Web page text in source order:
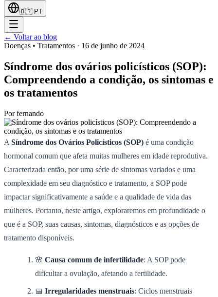
🇧🇷 PT
← Voltar ao blog
Doenças • Tratamentos · 16 de junho de 2024
Síndrome dos ovários policísticos (SOP):
Compreendendo a condição, os sintomas e
os tratamentos
Porfernando
A Síndrome dos Ovários Policísticos (SOP) é uma condição
hormonal comum que afeta muitas mulheres em idade reprodutiva.
Caracterizada então, por uma série de sintomas variados e uma
complexidade em seu diagnóstico e tratamento, a SOP pode
impactar significativamente a saúde e a qualidade de vida das
mulheres. Portanto, neste artigo, exploraremos em profundidade o
que é a SOP, suas causas, sintomas, diagnósticos e as opções de
tratamento disponíveis.
🌸 Causa comum de infertilidade: A SOP pode
dificultar a ovulação, afetando a fertilidade.
📅 Irregularidades menstruais: Ciclos menstruais